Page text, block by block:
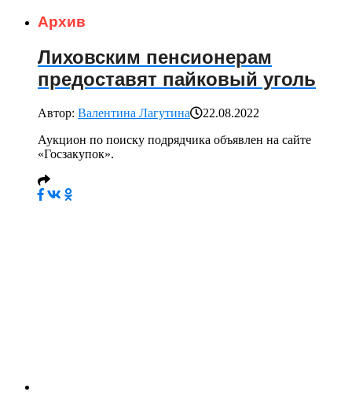
Архив
Лиховским пенсионерам
предоставят пайковый уголь
Автор: Валентина Лагутина
22.08.2022
Аукцион по поиску подрядчика объявлен на сайте
«Госзакупок».